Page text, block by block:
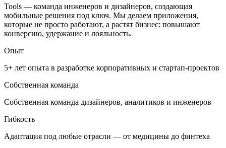
Tools — команда инженеров и дизайнеров, создающая
мобильные решения под ключ. Мы делаем приложения,
которые не просто работают, а растят бизнес: повышают
конверсию, удержание и лояльность.
Опыт
5+ лет опыта в разработке корпоративных и стартап-проектов
Собственная команда
Собственная команда дизайнеров, аналитиков и инженеров
Гибкость
Адаптация под любые отрасли — от медицины до финтеха